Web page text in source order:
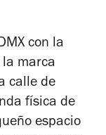
con la
marca
calle de
física de
espacio